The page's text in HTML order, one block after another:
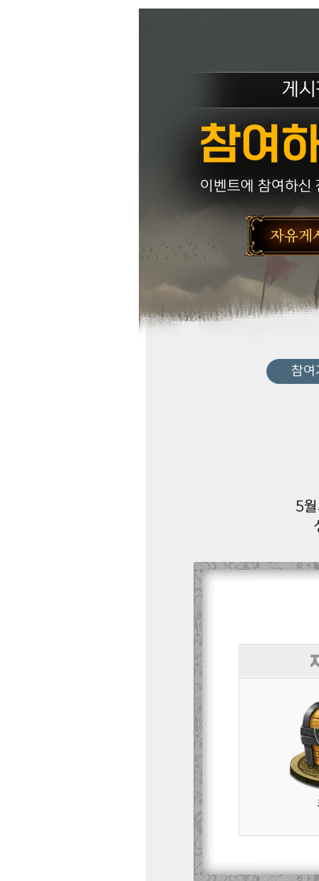
게
참여
이벤트에 참여하신
참
5